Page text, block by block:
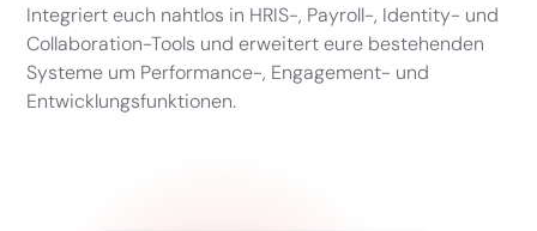
Integriert euch nahtlos in HRIS-, Payroll-, Identity- und
Collaboration-Tools und erweitert eure bestehenden
Systeme um Performance-, Engagement- und
Entwicklungsfunktionen.